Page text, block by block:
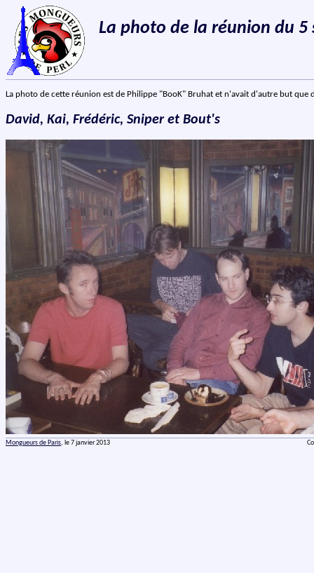
La photo de la réunion du 5
La photo de cette réunion est de Philippe "BooK" Bruhat et n'avait d'autre but que
David, Kai, Frédéric, Sniper et Bout's
Mongueurs de Paris, le 7 janvier 2013